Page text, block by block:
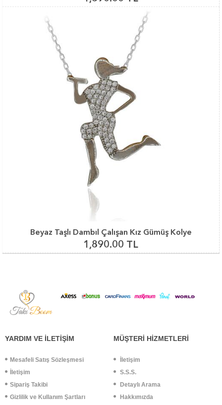
Beyaz Taşlı Dambıl Çalışan Kız Gümüş Kolye
1,890.00 TL
YARDIM VE İLETİŞİM
Mesafeli Satış Sözleşmesi
İletişim
Sipariş Takibi
Gizlilik ve Kullanım Şartları
MÜŞTERİ HİZMETLERİ
İletişim
S.S.S.
Detaylı Arama
Hakkımızda